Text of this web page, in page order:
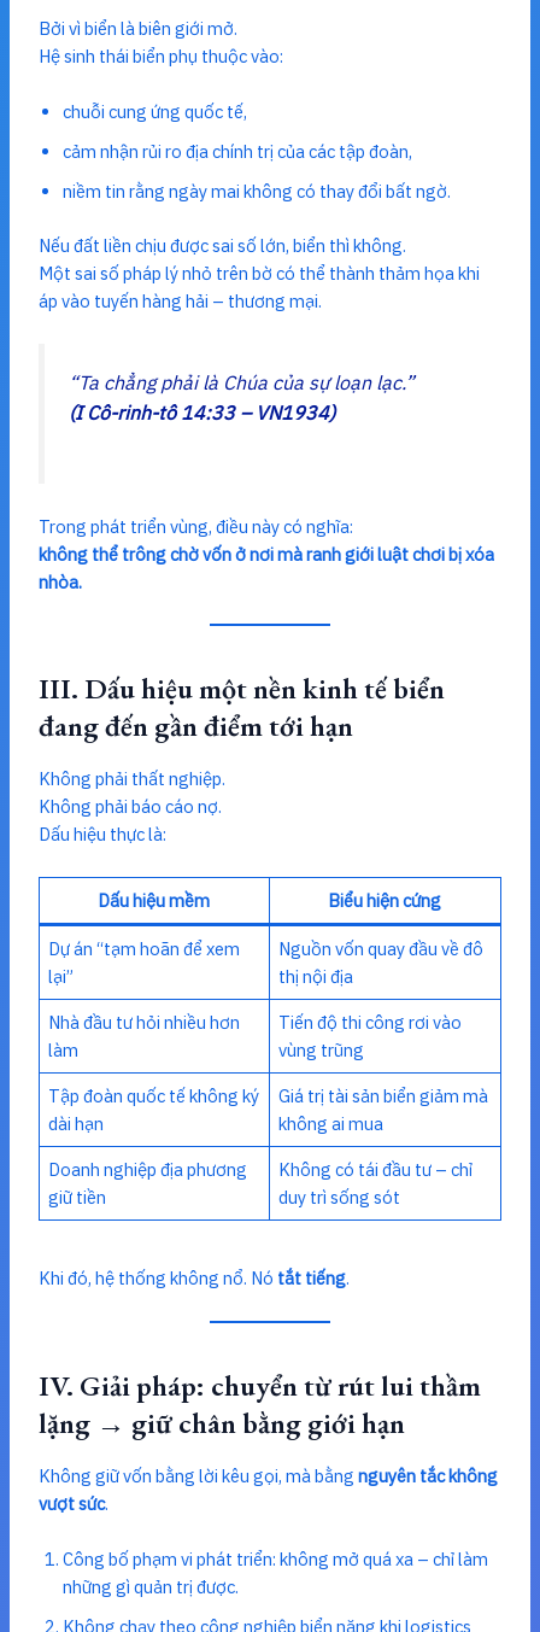
Bởi vì biển là biên giới mở.
Hệ sinh thái biển phụ thuộc vào:
chuỗi cung ứng quốc tế,
cảm nhận rủi ro địa chính trị của các tập đoàn,
niềm tin rằng ngày mai không có thay đổi bất ngờ.
Nếu đất liền chịu được sai số lớn, biển thì không.
Một sai số pháp lý nhỏ trên bờ có thể thành thảm họa khi
áp vào tuyến hàng hải – thương mại.
“Ta chẳng phải là Chúa của sự loạn lạc.”
(I Cô-rinh-tô 14:33 – VN1934)
Trong phát triển vùng, điều này có nghĩa:
không thể trông chờ vốn ở nơi mà ranh giới luật chơi bị xóa
nhòa.
III. Dấu hiệu một nền kinh tế biển
đang đến gần điểm tới hạn
Không phải thất nghiệp.
Không phải báo cáo nợ.
Dấu hiệu thực là:
Dấu hiệu mềm Biểu hiện cứng
Dự án “tạm hoãn để xem
lại”
Nguồn vốn quay đầu về đô
thị nội địa
Nhà đầu tư hỏi nhiều hơn
làm
Tiến độ thi công rơi vào
vùng trũng
Tập đoàn quốc tế không ký
dài hạn
Giá trị tài sản biển giảm mà
không ai mua
Doanh nghiệp địa phương
giữ tiền
Không có tái đầu tư – chỉ
duy trì sống sót
Khi đó, hệ thống không nổ. Nó tắt tiếng.
IV. Giải pháp: chuyển từ rút lui thầm
lặng → giữ chân bằng giới hạn
Không giữ vốn bằng lời kêu gọi, mà bằng nguyên tắc không
vượt sức.
Công bố phạm vi phát triển: không mở quá xa – chỉ làm
những gì quản trị được.
Không chạy theo công nghiệp biển nặng khi logistics